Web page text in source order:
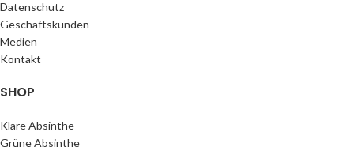
Datenschutz
Geschäftskunden
Medien
Kontakt
SHOP
Klare Absinthe
Grüne Absinthe